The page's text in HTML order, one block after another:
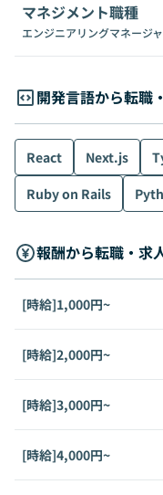
マネジメント職種
エンジニアリングマネージ
開発言語から転職
React Next.js
Ruby on Rails
報酬から転職・求
[時給]1,000円~
[時給]2,000円~
[時給]3,000円~
[時給]4,000円~